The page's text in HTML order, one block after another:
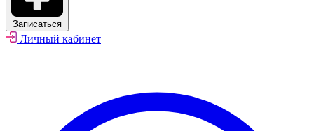
Записаться
Личный кабинет